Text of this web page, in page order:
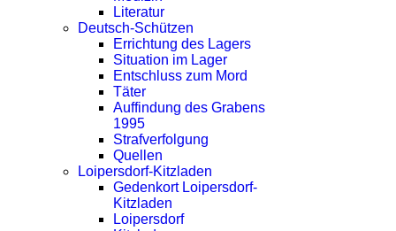
Literatur
Deutsch-Schützen
Errichtung des Lagers
Situation im Lager
Entschluss zum Mord
Täter
Auffindung des Grabens
1995
Strafverfolgung
Quellen
Loipersdorf-Kitzladen
Gedenkort Loipersdorf-
Kitzladen
Loipersdorf